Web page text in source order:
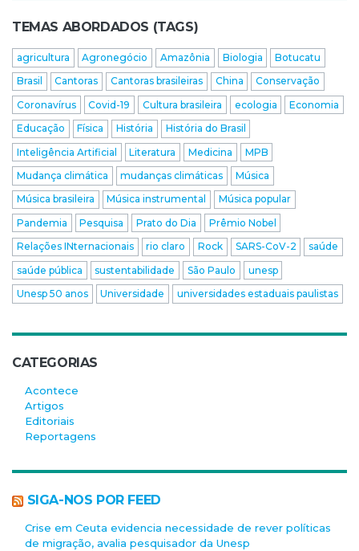
TEMAS ABORDADOS (TAGS)
agricultura Agronegócio Amazônia Biologia
Botucatu
Brasil
Cantoras Cantoras brasileiras China
Conservação
Coronavírus
Covid-19 Cultura brasileira ecologia
Economia
Educação
Física História
História do Brasil
Inteligência Artificial
Literatura Medicina
MPB
Mudança climática
mudanças climáticas
Música
Música brasileira
Música instrumental
Música popular
Pandemia
Pesquisa Prato do Dia
Prêmio Nobel
Relações INternacionais
rio claro Rock SARS-CoV-2
saúde
saúde pública
sustentabilidade São Paulo
unesp
Unesp 50 anos
Universidade universidades estaduais paulistas
CATEGORIAS
Acontece
Artigos
Editoriais
Reportagens
SIGA-NOS POR FEED
Crise em Ceuta evidencia necessidade de rever políticas
de migração, avalia pesquisador da Unesp